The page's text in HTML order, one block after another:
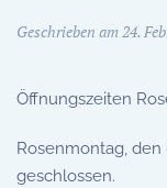
Geschrieben am24.
Öffnungszeiten
Rosenmontag, den
geschlossen.